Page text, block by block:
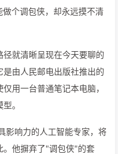
个调包侠，却永远摸不清
就清晰呈现在今天要聊的
由人民邮电出版社推出的
用一台普通笔记本电脑，
。
影响力的人工智能专家，将
。他摒弃了"调包侠"的套